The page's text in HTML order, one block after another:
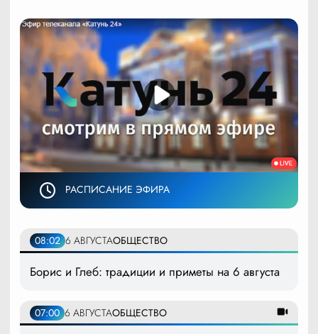
РАСПИСАНИЕ ЭФИРА
08:02 6 АВГУСТАОБЩЕСТВО
Борис и Глеб: традиции и приметы на 6 августа
07:00 6 АВГУСТАОБЩЕСТВО